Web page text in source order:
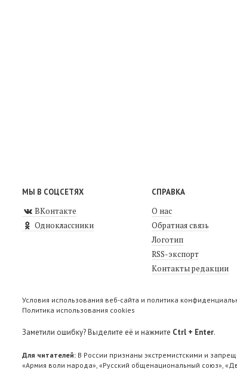
МЫ В СОЦСЕТЯХ
ВКонтакте
Одноклассники
СПРАВКА
О нас
Обратная связь
Логотип
RSS-экспорт
Контакты редакции
Условия использования веб-сайта и политика
Политика использования cookies
Заметили ошибку? Выделите её и нажмите Ctrl + Enter.
Для читателей: В России признаны экстремистскими и
«Армия воли народа», «Русский общенациональный союз»,